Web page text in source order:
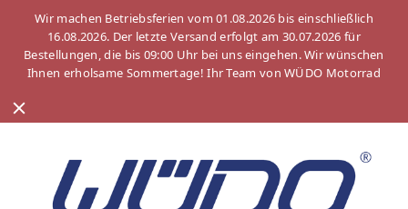
Wir machen Betriebsferien vom 01.08.2026 bis einschließlich
16.08.2026. Der letzte Versand erfolgt am 30.07.2026 für
Bestellungen, die bis 09:00 Uhr bei uns eingehen. Wir wünschen
Ihnen erholsame Sommertage! Ihr Team von WÜDO Motorrad